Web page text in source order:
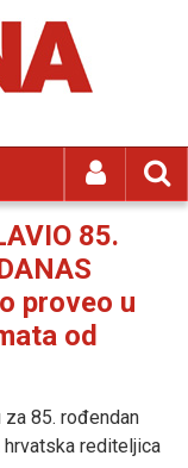
85.
proveo u
od
85. rođendan
hrvatska rediteljica